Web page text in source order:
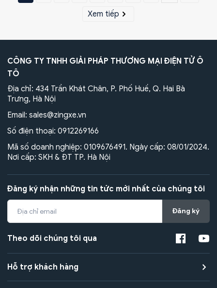
Xem tiếp
CÔNG TY TNHH GIẢI PHÁP THƯƠNG MẠI ĐIỆN TỬ Ô
TÔ
Địa chỉ: 434 Trần Khát Chân, P. Phố Huế, Q. Hai Bà
Trưng, Hà Nội
Email: sales@zingxe.vn
Số điện thoại: 0912269166
Mã số doanh nghiệp: 0109676491. Ngày cấp: 08/01/2024.
Nơi cấp: SKH & ĐT TP. Hà Nội
Đăng ký nhận những tin tức mới nhất của chúng tôi
Đăng ký
Theo dõi chúng tôi qua
Hỗ trợ khách hàng